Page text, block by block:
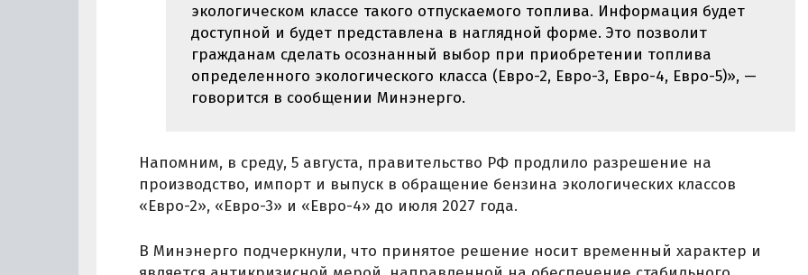
экологическом классе такого отпускаемого топлива. Информация будет
доступной и будет представлена в наглядной форме. Это позволит
гражданам сделать осознанный выбор при приобретении топлива
определенного экологического класса (Евро-2, Евро-3, Евро-4, Евро-5)», —
говорится в сообщении Минэнерго.
Напомним, в среду, 5 августа, правительство РФ продлило разрешение на
производство, импорт и выпуск в обращение бензина экологических классов
«Евро-2», «Евро-3» и «Евро-4» до июля 2027 года.
В Минэнерго подчеркнули, что принятое решение носит временный характер и